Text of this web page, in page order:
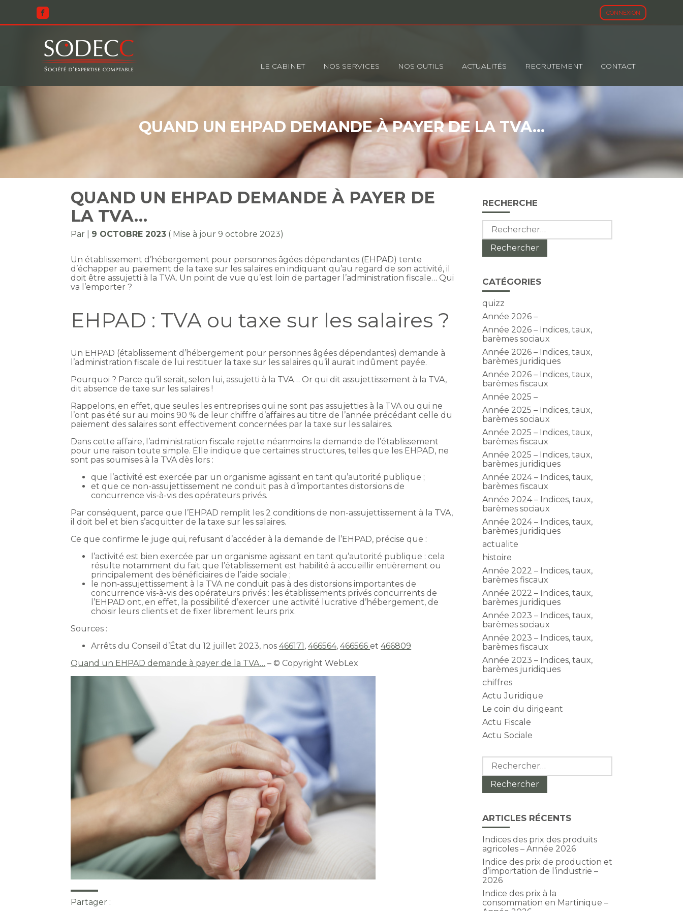
CONNEXION
au
Principal
LE CABINET NOS SERVICES NOS OUTILS ACTUALITÉS RECRUTEMENT CONTACT
QUAND UN EHPAD DEMANDE À PAYER DE LA TVA…
QUAND UN EHPAD DEMANDE À PAYER DE
LA TVA…
Par 9 OCTOBRE 2023 ( Mise à jour 9 octobre 2023)
Un établissement d’hébergement pour personnes âgées dépendantes (EHPAD) tente
d’échapper au paiement de la taxe sur les salaires en indiquant qu’au regard de son activité, il
doit être assujetti à la TVA. Un point de vue qu’est loin de partager l’administration fiscale… Qui
va l’emporter ?
EHPAD : TVA ou taxe sur les salaires ?
Un EHPAD (établissement d’hébergement pour personnes âgées dépendantes) demande à
l’administration fiscale de lui restituer la taxe sur les salaires qu’il aurait indûment payée.
Pourquoi ? Parce qu’il serait, selon lui, assujetti à la TVA… Or qui dit assujettissement à la TVA,
dit absence de taxe sur les salaires !
Rappelons, en effet, que seules les entreprises qui ne sont pas assujetties à la TVA ou qui ne
l’ont pas été sur au moins 90 % de leur chiffre d’affaires au titre de l’année précédant celle du
paiement des salaires sont effectivement concernées par la taxe sur les salaires.
Dans cette affaire, l’administration fiscale rejette néanmoins la demande de l’établissement
pour une raison toute simple. Elle indique que certaines structures, telles que les EHPAD, ne
sont pas soumises à la TVA dès lors :
que l’activité est exercée par un organisme agissant en tant qu’autorité publique ;
et que ce non-assujettissement ne conduit pas à d’importantes distorsions de
concurrence vis-à-vis des opérateurs privés.
Par conséquent, parce que l’EHPAD remplit les 2 conditions de non-assujettissement à la TVA,
il doit bel et bien s’acquitter de la taxe sur les salaires.
Ce que confirme le juge qui, refusant d’accéder à la demande de l’EHPAD, précise que :
l’activité est bien exercée par un organisme agissant en tant qu’autorité publique : cela
résulte notamment du fait que l’établissement est habilité à accueillir entièrement ou
principalement des bénéficiaires de l’aide sociale ;
le non-assujettissement à la TVA ne conduit pas à des distorsions importantes de
concurrence vis-à-vis des opérateurs privés : les établissements privés concurrents de
l’EHPAD ont, en effet, la possibilité d’exercer une activité lucrative d’hébergement, de
choisir leurs clients et de fixer librement leurs prix.
Sources :
Arrêts du Conseil d’État du 12 juillet 2023, nos466171 ,466564,466566et466809
Quand un EHPAD demande à payer de la TVA… – © Copyright WebLex
Partager :
Blog
sidebar
RECHERCHE
Rechercher :
CATÉGORIES
quizz
Année 2026 –
Année 2026 – Indices, taux,
barèmes sociaux
Année 2026 – Indices, taux,
barèmes juridiques
Année 2026 – Indices, taux,
barèmes fiscaux
Année 2025 –
Année 2025 – Indices, taux,
barèmes sociaux
Année 2025 – Indices, taux,
barèmes fiscaux
Année 2025 – Indices, taux,
barèmes juridiques
Année 2024 – Indices, taux,
barèmes fiscaux
Année 2024 – Indices, taux,
barèmes sociaux
Année 2024 – Indices, taux,
barèmes juridiques
actualite
histoire
Année 2022 – Indices, taux,
barèmes fiscaux
Année 2022 – Indices, taux,
barèmes juridiques
Année 2023 – Indices, taux,
barèmes sociaux
Année 2023 – Indices, taux,
barèmes fiscaux
Année 2023 – Indices, taux,
barèmes juridiques
chiffres
Actu Juridique
Le coin du dirigeant
Actu Fiscale
Actu Sociale
Rechercher :
ARTICLES RÉCENTS
Indices des prix des produits
agricoles – Année 2026
Indice des prix de production et
d’importation de l’industrie –
2026
Indice des prix à la
consommation en Martinique –